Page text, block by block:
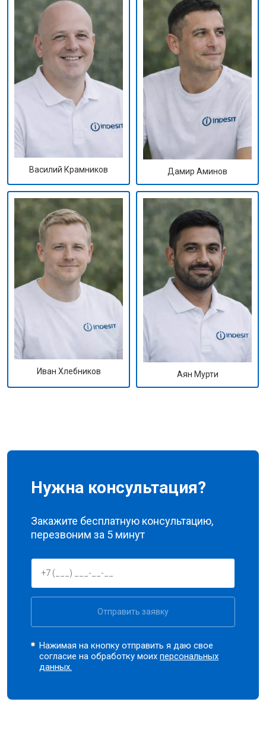
Василий Крамников Дамир Аминов
Иван Хлебников Аян Мурти
Нужна консультация?
Закажите бесплатную консультацию,
перезвоним за 5 минут
Отправить заявку
Нажимая на кнопку отправить я даю свое
согласие на обработку моихперсональных
данных.